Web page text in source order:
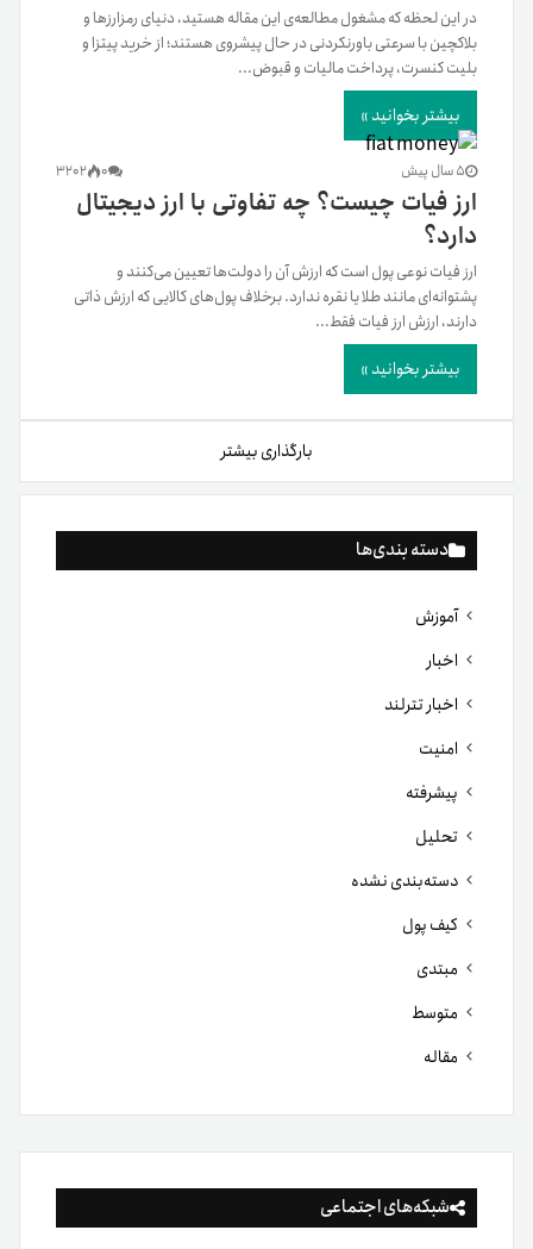
دسته بندی‌ها
آموزش
اخبار
اخبار تترلند
امنیت
پیشرفته
تحلیل
دسته‌بندی نشده
کیف پول
مبتدی
متوسط
مقاله
شبکه‌های اجتماعی
در این لحظه که مشغول مطالعه‌ی این مقاله هستید، دنیای رمزارزها و
بلاکچین با سرعتی باورنکردنی در حال پیشروی هستند؛ از خرید پیتزا و
بلیت کنسرت، پرداخت مالیات و قبوض...
بیشتر بخوانید »
5 سال پیش 0
3202
ارز فیات چیست؟ چه تفاوتی با ارز دیجیتال
دارد؟
ارز فیات نوعی پول است که ارزش آن را دولت‌ها تعیین می‌کنند و
پشتوانه‌ای مانند طلا یا نقره ندارد. برخلاف پول‌های کالایی که ارزش ذاتی
دارند، ارزش ارز فیات فقط...
بیشتر بخوانید »
بارگذاری بیشتر